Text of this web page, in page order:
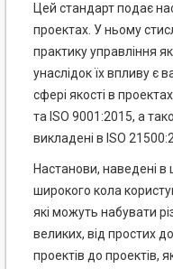
Цей стандарт подає
проектах. У ньому
практику управління
унаслідок їх впливу є
сфері якості в
та ISO 9001:2015, а
викладені в ISO
Настанови, наведені
широкого кола
які можуть набувати
великих, від простих
проектів до проектів,